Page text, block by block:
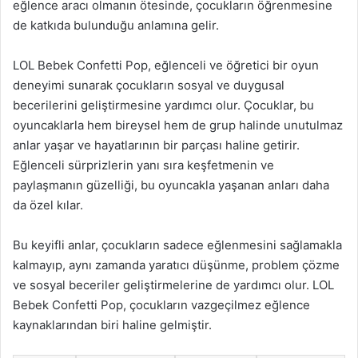
eğlence aracı olmanın ötesinde, çocukların öğrenmesine
de katkıda bulunduğu anlamına gelir.
LOL Bebek Confetti Pop, eğlenceli ve öğretici bir oyun
deneyimi sunarak çocukların sosyal ve duygusal
becerilerini geliştirmesine yardımcı olur. Çocuklar, bu
oyuncaklarla hem bireysel hem de grup halinde unutulmaz
anlar yaşar ve hayatlarının bir parçası haline getirir.
Eğlenceli sürprizlerin yanı sıra keşfetmenin ve
paylaşmanın güzelliği, bu oyuncakla yaşanan anları daha
da özel kılar.
Bu keyifli anlar, çocukların sadece eğlenmesini sağlamakla
kalmayıp, aynı zamanda yaratıcı düşünme, problem çözme
ve sosyal beceriler geliştirmelerine de yardımcı olur. LOL
Bebek Confetti Pop, çocukların vazgeçilmez eğlence
kaynaklarından biri haline gelmiştir.